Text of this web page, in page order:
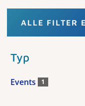
ALLE FILTER
Typ
Events 1